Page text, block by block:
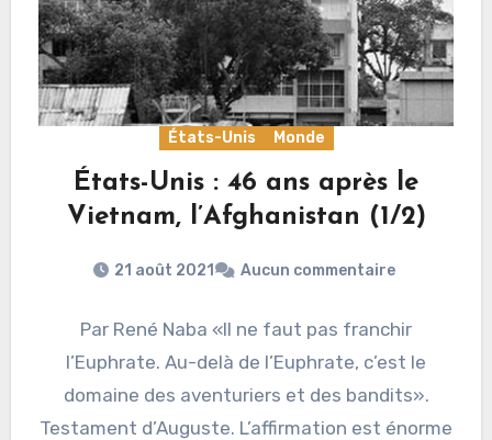
États-Unis Monde
États-Unis : 46 ans après le
Vietnam, l’Afghanistan (1/2)
21 août 2021 Aucun commentaire
Par René Naba «Il ne faut pas franchir
l’Euphrate. Au-delà de l’Euphrate, c’est le
domaine des aventuriers et des bandits».
Testament d’Auguste. L’affirmation est énorme